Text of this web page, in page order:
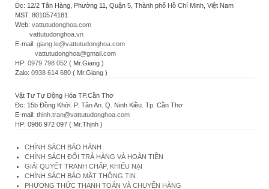
Đc: 12/2 Tân Hàng, Phường 11, Quận 5, Thành phố Hồ Chí Minh, Việt Nam
MST: 8010574181
Web: vattutudonghoa.com
vattutudonghoa.vn
E-mail: giang.le@vattutudonghoa.com
vattutudonghoa@gmail.com
HP: 0979 798 052 ( Mr.Giang )
Zalo: 0938 614 680 ( Mr.Giang )
Vật Tư Tự Động Hóa TP.Cần Thơ
Đc: 15b Đồng Khởi. P. Tân An. Q. Ninh Kiều. Tp. Cần Thơ
E-mail: thinh.tran@vattutudonghoa.com
HP: 0986 972 097 ( Mr.Thịnh )
CHÍNH SÁCH BẢO HÀNH
CHÍNH SÁCH ĐỔI TRẢ HÀNG VÀ HOÀN TIỀN
GIẢI QUYẾT TRANH CHẤP, KHIẾU NẠI
CHÍNH SÁCH BẢO MẬT THÔNG TIN
PHƯƠNG THỨC THANH TOÁN VÀ CHUYỂN HÀNG